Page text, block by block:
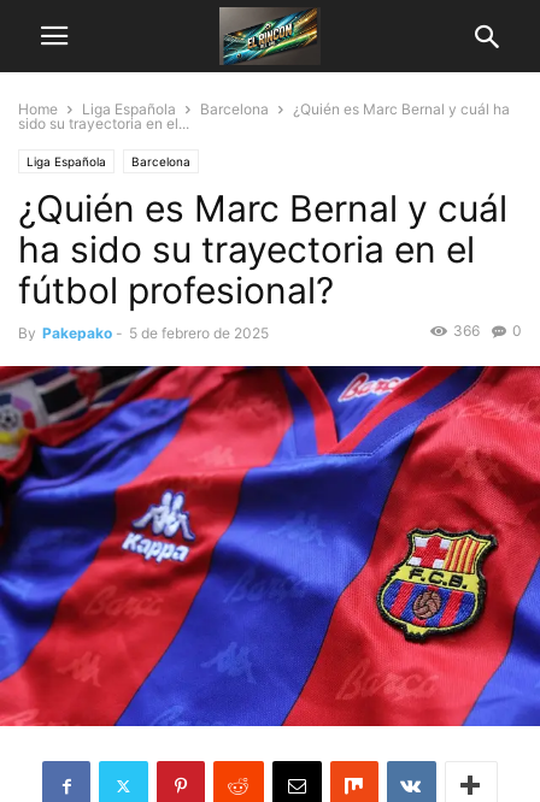
Home Liga Española Barcelona
¿Quién es Marc Bernal y cuál ha
sido su trayectoria en el...
Liga Española Barcelona
¿Quién es Marc Bernal y cuál
ha sido su trayectoria en el
fútbol profesional?
By Pakepako - 5 de febrero de 2025 0
366